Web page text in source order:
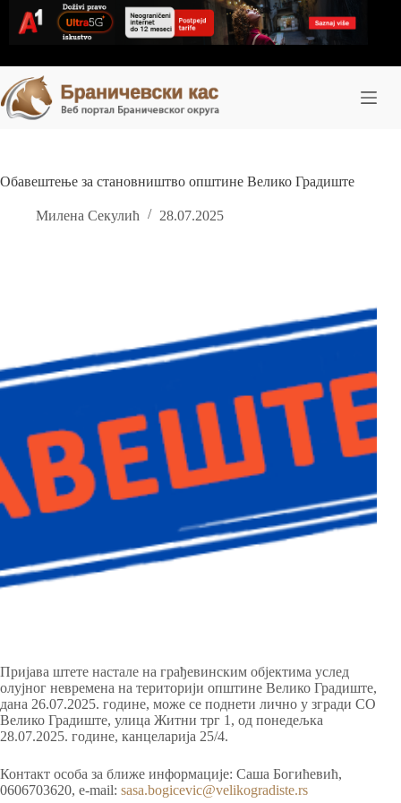
content
Обавештење за становништво oпштине Велико Градиште
Милена Секулић 28.07.2025
Пријава штетe насталe на грађевинским објектима услед
олујног невремена на територији општине Велико Градиште,
дана 26.07.2025. године, може се поднети лично у згради СО
Велико Градиште, улица Житни трг 1, од понедељка
28.07.2025. године, канцеларија 25/4.
Контакт особа за ближе информације: Саша Богићевић,
0606703620, е-mail: sasa.bogicevic@velikogradiste.rs